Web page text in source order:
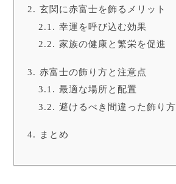
玄関に赤富士を飾るメリット
幸運を呼び込む効果
家族の健康と繁栄を促進
赤富士の飾り方と注意点
最適な場所と配置
避けるべき間違った飾り方
まとめ